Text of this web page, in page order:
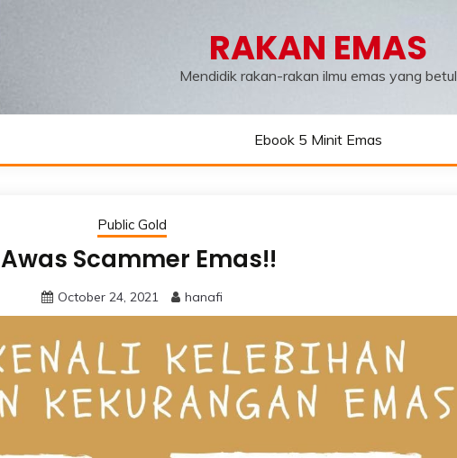
RAKAN EMAS
Mendidik rakan-rakan ilmu emas yang betul
Ebook 5 Minit Emas
Public Gold
Awas Scammer Emas!!
October 24, 2021 hanafi